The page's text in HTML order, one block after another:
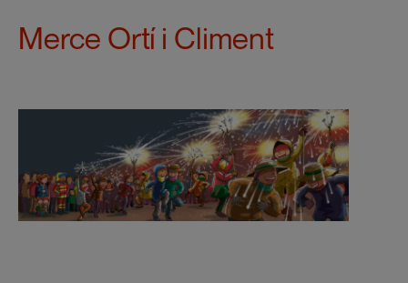
Merce Ortí i Climent